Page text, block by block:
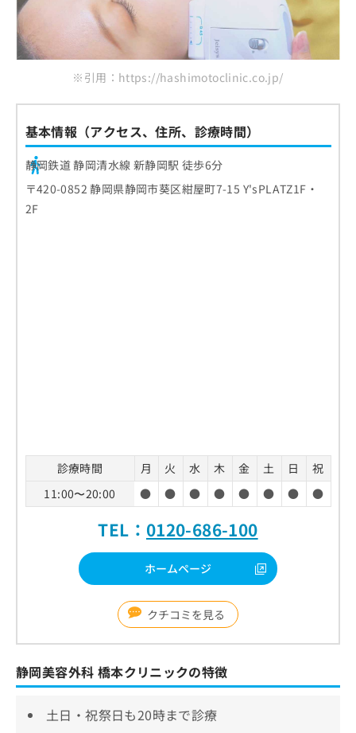
※引用：https://hashimotoclinic.co.jp/
基本情報（アクセス、住所、診療時間）
静岡鉄道 静岡清水線 新静岡駅 徒歩6分
〒420-0852 静岡県静岡市葵区紺屋町7-15 Y'sPLATZ1F・
2F
診療時間 月 火 水 木 金 土 日
祝
11:00〜20:00
● ● ● ● ● ● ● ●
TEL： 0120-686-100
ホームページ
クチコミを見る
静岡美容外科 橋本クリニックの特徴
土日・祝祭日も20時まで診療